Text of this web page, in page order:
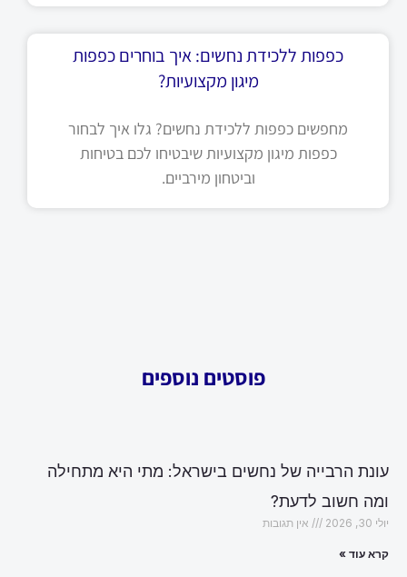
כפפות ללכידת נחשים: איך בוחרים כפפות
מיגון מקצועיות?
מחפשים כפפות ללכידת נחשים? גלו איך לבחור
כפפות מיגון מקצועיות שיבטיחו לכם בטיחות
וביטחון מירביים.
פוסטים נוספים
עונת הרבייה של נחשים בישראל: מתי היא מתחילה
ומה חשוב לדעת?
יולי 30, 2026 אין תגובות
קרא עוד »